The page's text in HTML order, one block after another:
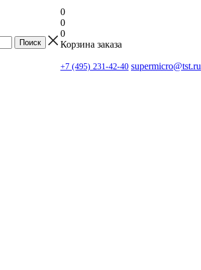
0
0
0
Корзина заказа
+7 (495) 231-42-40 supermicro@tst.ru